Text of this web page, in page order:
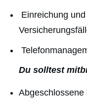
Einreichung
Du solltest
Abgeschlossene